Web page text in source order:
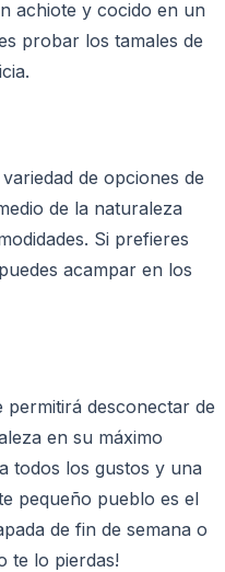
achiote y cocido en un
probar los tamales de
de opciones de
de la naturaleza
Si prefieres
acampar en los
permitirá desconectar de
en su máximo
todos los gustos y una
pequeño pueblo es el
de fin de semana o
te lo pierdas!